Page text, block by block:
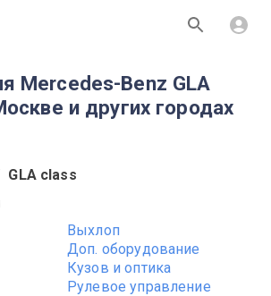
Mercedes-Benz GLA
и других городах
GLA class
Выхлоп
Доп. оборудование
Кузов и оптика
Рулевое управление